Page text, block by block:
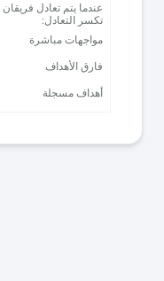
عندما يتم تعادل فريقان
تكسر التعادل:
مواجهات مباشرة
فارق الأهداف
أهداف مسجلة